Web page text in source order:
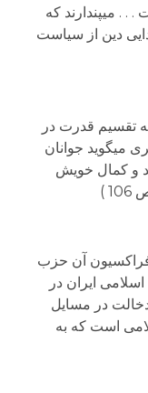
. . . می­پندارند که
دین از سیاست
تقسیم قدرت در
می­گوید جوانان
و کمال خویش
آن حزب
ایران در
دخالت در مسایل
است که به